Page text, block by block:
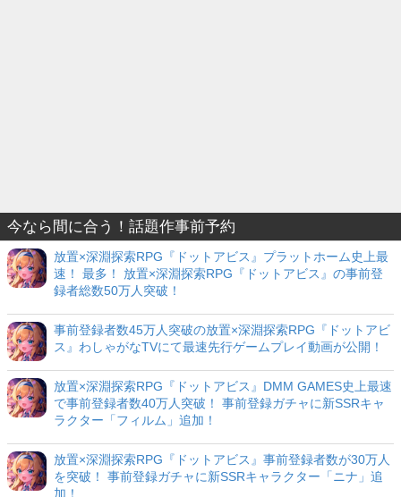
今なら間に合う！話題作事前予約
放置×深淵探索RPG『ドットアビス』プラットホーム史上最
速！ 最多！ 放置×深淵探索RPG『ドットアビス』の事前登
録者総数50万人突破！
事前登録者数45万人突破の放置×深淵探索RPG『ドットアビ
ス』わしゃがなTVにて最速先行ゲームプレイ動画が公開！
放置×深淵探索RPG『ドットアビス』DMM GAMES史上最速
で事前登録者数40万人突破！ 事前登録ガチャに新SSRキャ
ラクター「フィルム」追加！
放置×深淵探索RPG『ドットアビス』事前登録者数が30万人
を突破！ 事前登録ガチャに新SSRキャラクター「ニナ」追
加！